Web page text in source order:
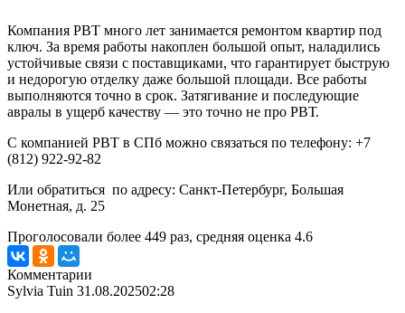
Компания РВТ много лет занимается ремонтом квартир под
ключ. За время работы накоплен большой опыт, наладились
устойчивые связи с поставщиками, что гарантирует быструю
и недорогую отделку даже большой площади. Все работы
выполняются точно в срок. Затягивание и последующие
авралы в ущерб качеству — это точно не про РВТ.
С компанией РВТ в СПб можно связаться по телефону: +7
(812) 922-92-82
Или обратиться по адресу: Санкт-Петербург, Большая
Монетная, д. 25
Проголосовали более 449 раз, средняя оценка 4.6
Комментарии
Sylvia Tuin 31.08.202502:28